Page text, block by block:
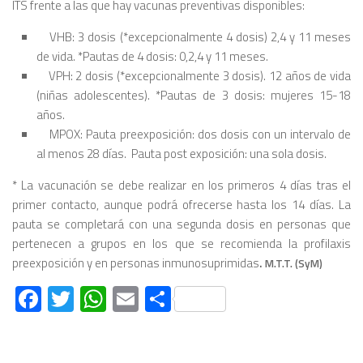
ITS frente a las que hay vacunas preventivas disponibles:
VHB: 3 dosis (*excepcionalmente 4 dosis) 2,4 y 11 meses
de vida. *Pautas de 4 dosis: 0,2,4 y 11 meses.
VPH: 2 dosis (*excepcionalmente 3 dosis). 12 años de vida
(niñas adolescentes). *Pautas de 3 dosis: mujeres 15-18
años.
MPOX: Pauta preexposición: dos dosis con un intervalo de
al menos 28 días. Pauta post exposición: una sola dosis.
* La vacunación se debe realizar en los primeros 4 días tras el
primer contacto, aunque podrá ofrecerse hasta los 14 días. La
pauta se completará con una segunda dosis en personas que
pertenecen a grupos en los que se recomienda la profilaxis
preexposición y en personas inmunosuprimidas. M.T.T. (SyM)
Facebook
Twitter
WhatsApp
EmailCompartir